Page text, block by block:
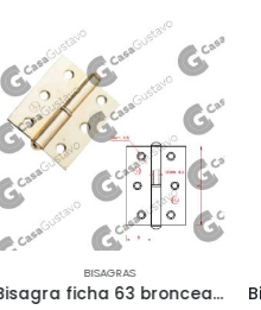
BISAGRAS